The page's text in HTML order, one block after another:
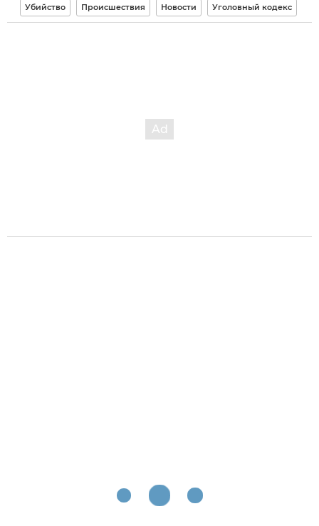
Убийство Происшествия Новости Уголовный кодекс